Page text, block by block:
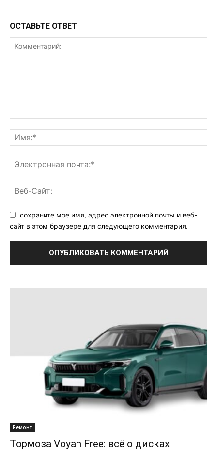
ОСТАВЬТЕ ОТВЕТ
сохраните мое имя, адрес электронной почты и веб-
сайт в этом браузере для следующего комментария.
Ремонт
Тормоза Voyah Free: всё о дисках